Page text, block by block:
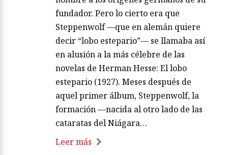
fundador. Pero lo cierto era que
Steppenwolf —que en alemán quiere
decir “lobo estepario”— se llamaba así
en alusión a la más célebre de las
novelas de Herman Hesse: El lobo
estepario (1927). Meses después de
aquel primer álbum, Steppenwolf, la
formación —nacida al otro lado de las
cataratas del Niágara…
Leer más